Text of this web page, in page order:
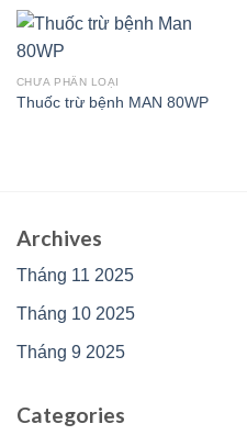
CHƯA PHÂN LOẠI
Thuốc trừ bệnh MAN 80WP
Archives
Tháng 11 2025
Tháng 10 2025
Tháng 9 2025
Categories